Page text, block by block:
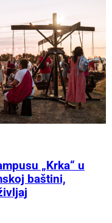
„Krka“ u
baštini,